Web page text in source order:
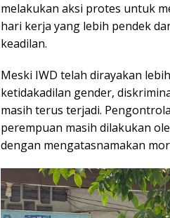
melakukan aksi protes untuk
hari kerja yang lebih pendek
keadilan.
Meski IWD telah dirayakan
ketidakadilan gender,
masih terus terjadi.
perempuan masih dilakukan
dengan mengatasnamakan